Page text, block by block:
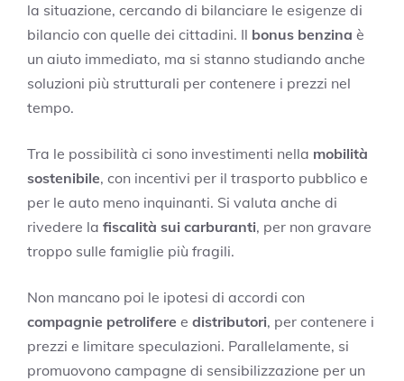
la situazione, cercando di bilanciare le esigenze di
bilancio con quelle dei cittadini. Il bonus benzina è
un aiuto immediato, ma si stanno studiando anche
soluzioni più strutturali per contenere i prezzi nel
tempo.
Tra le possibilità ci sono investimenti nella mobilità
sostenibile, con incentivi per il trasporto pubblico e
per le auto meno inquinanti. Si valuta anche di
rivedere la fiscalità sui carburanti, per non gravare
troppo sulle famiglie più fragili.
Non mancano poi le ipotesi di accordi con
compagnie petrolifere e distributori, per contenere i
prezzi e limitare speculazioni. Parallelamente, si
promuovono campagne di sensibilizzazione per un